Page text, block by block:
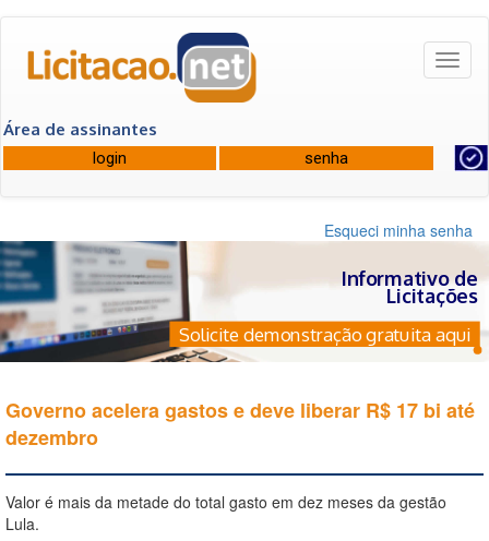
Área de assinantes
Esqueci minha senha
Informativo de
Licitações
Solicite demonstração gratuita aqui
Governo acelera gastos e deve liberar R$ 17 bi até
dezembro
Valor é mais da metade do total gasto em dez meses da gestão
Lula.